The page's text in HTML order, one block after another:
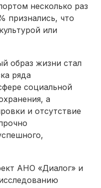
несколько раз
признались, что
или
образ жизни стал
ряда
социальной
а
и отсутствие
АНО «Диалог» и